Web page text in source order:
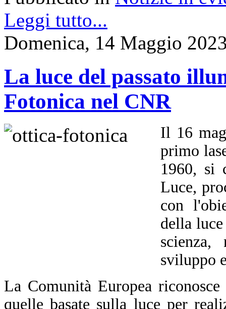
Leggi tutto...
Domenica, 14 Maggio
La luce del passato
Fotonica nel CNR
Il 16
primo
1960, si
Luce,
con
della
scienza,
sviluppo
La Comunità Europea
quelle basate sulla luce per